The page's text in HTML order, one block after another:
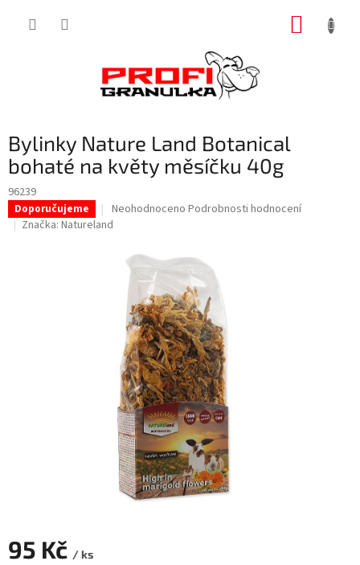
Bylinky Nature Land Botanical
bohaté na květy měsíčku 40g
96239
Doporučujeme
Průměrné
hodnocení
hvězdiček.
Neohodnoceno Podrobnosti hodnocení
Značka: Natureland
95 Kč / ks